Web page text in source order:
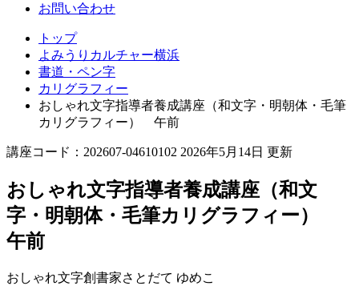
お問い合わせ
トップ
よみうりカルチャー横浜
書道・ペン字
カリグラフィー
おしゃれ文字指導者養成講座（和文字・明朝体・毛筆
カリグラフィー） 午前
講座コード：202607-04610102 2026年5月14日 更新
おしゃれ文字指導者養成講座（和文
字・明朝体・毛筆カリグラフィー）
午前
おしゃれ文字創書家さとだて ゆめこ